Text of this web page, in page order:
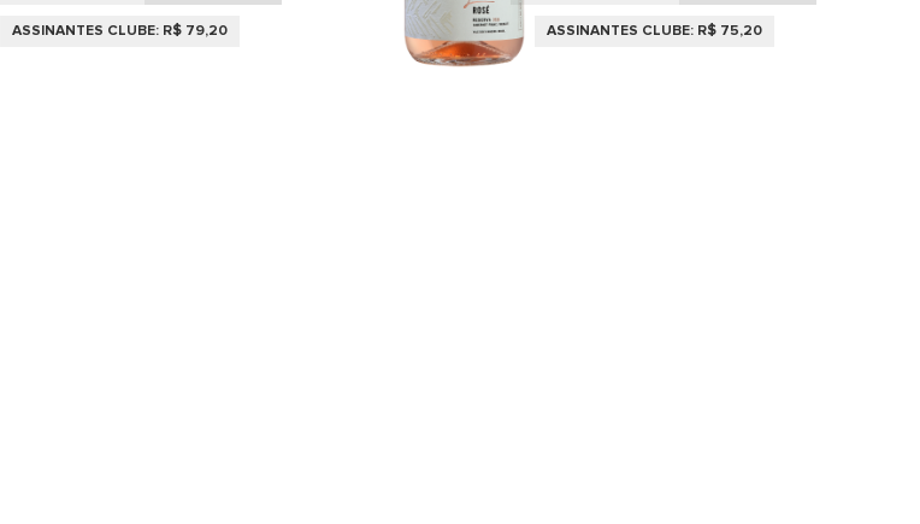
ASSINANTES CLUBE: R$ 79,20 ASSINANTES CLUBE: R$ 75,20